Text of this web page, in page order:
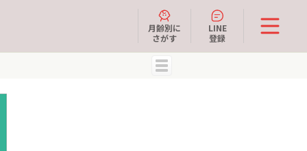
月齢別に
さがす
LINE
登録